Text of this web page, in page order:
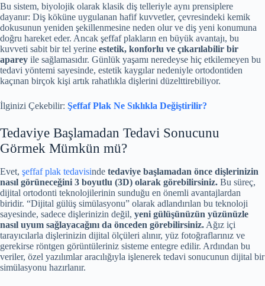
Bu sistem, biyolojik olarak klasik diş telleriyle aynı prensiplere
dayanır: Diş köküne uygulanan hafif kuvvetler, çevresindeki kemik
dokusunun yeniden şekillenmesine neden olur ve diş yeni konumuna
doğru hareket eder. Ancak şeffaf plakların en büyük avantajı, bu
kuvveti sabit bir tel yerine estetik, konforlu ve çıkarılabilir bir
aparey ile sağlamasıdır. Günlük yaşamı neredeyse hiç etkilemeyen bu
tedavi yöntemi sayesinde, estetik kaygılar nedeniyle ortodontiden
kaçınan birçok kişi artık rahatlıkla dişlerini düzelttirebiliyor.
İlginizi Çekebilir: Şeffaf Plak Ne Sıklıkla Değiştirilir?
Tedaviye Başlamadan Tedavi Sonucunu
Görmek Mümkün mü?
Evet, şeffaf plak tedavisinde tedaviye başlamadan önce dişlerinizin
nasıl görüneceğini 3 boyutlu (3D) olarak görebilirsiniz. Bu süreç,
dijital ortodonti teknolojilerinin sunduğu en önemli avantajlardan
biridir. “Dijital gülüş simülasyonu” olarak adlandırılan bu teknoloji
sayesinde, sadece dişlerinizin değil, yeni gülüşünüzün yüzünüzle
nasıl uyum sağlayacağını da önceden görebilirsiniz. Ağız içi
tarayıcılarla dişlerinizin dijital ölçüleri alınır, yüz fotoğraflarınız ve
gerekirse röntgen görüntüleriniz sisteme entegre edilir. Ardından bu
veriler, özel yazılımlar aracılığıyla işlenerek tedavi sonucunun dijital bir
simülasyonu hazırlanır.